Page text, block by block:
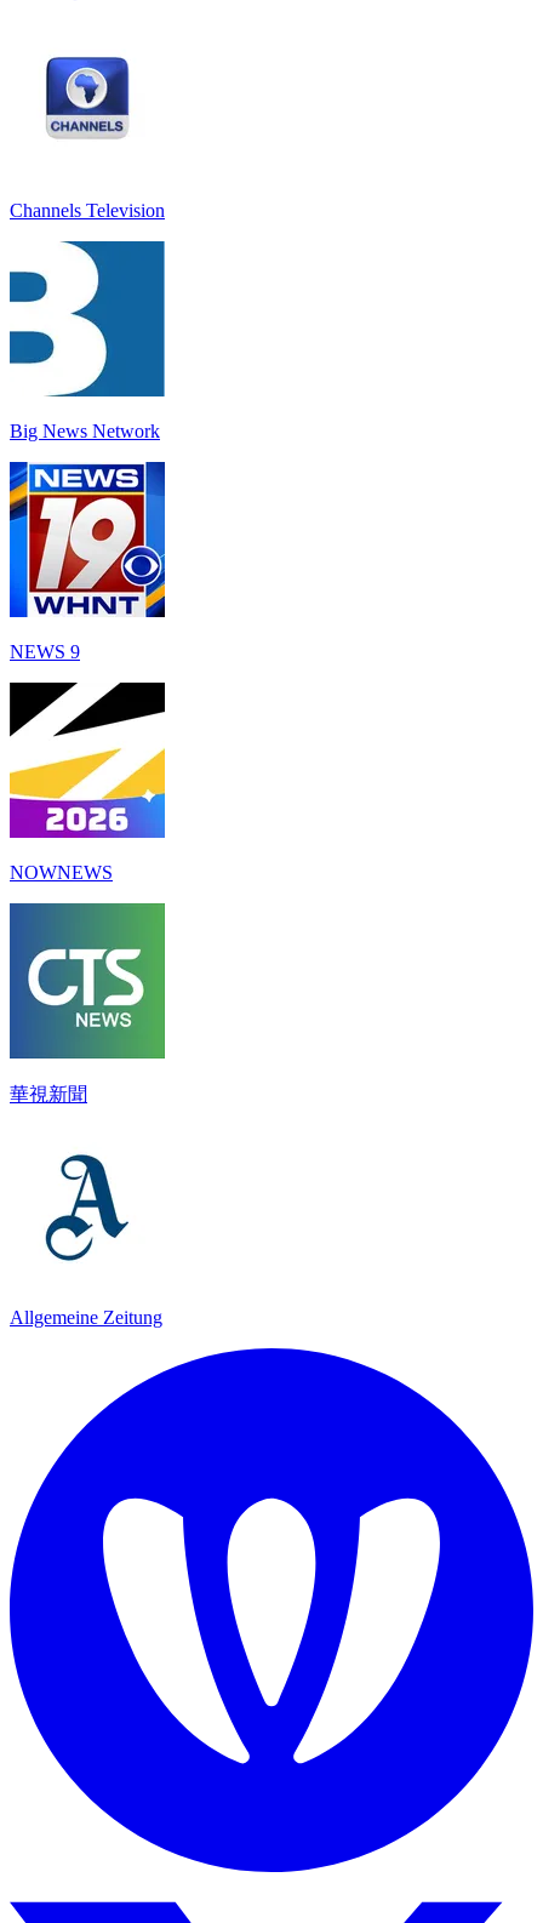
Channels Television
Big News Network
NEWS 9
NOWNEWS
華視新聞
Allgemeine Zeitung